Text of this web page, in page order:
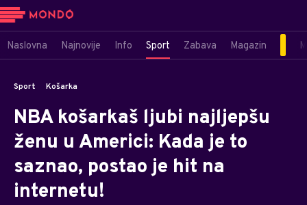
Naslovna Najnovije Info Sport Zabava Magazin
Sport Košarka
NBA košarkaš ljubi najljepšu
ženu u Americi: Kada je to
saznao, postao je hit na
internetu!